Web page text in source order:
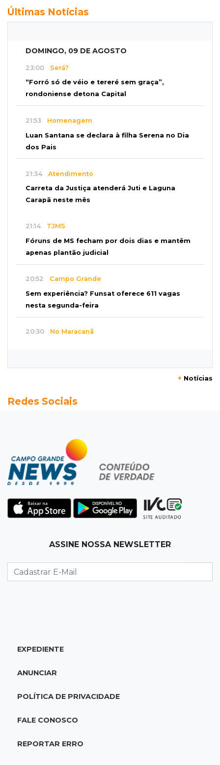
Últimas Notícias
DOMINGO, 09 DE AGOSTO
23:00 Será?
“Forró só de véio e tereré sem graça”,
rondoniense detona Capital
21:53 Homenagem
Luan Santana se declara à filha Serena no Dia
dos Pais
21:34 Atendimento
Carreta da Justiça atenderá Juti e Laguna
Carapã neste mês
21:14 TJMS
Fóruns de MS fecham por dois dias e mantêm
apenas plantão judicial
20:52 Campo Grande
Sem experiência? Funsat oferece 611 vagas
nesta segunda-feira
20:30 No Maracanã
Seleções em MS têm salários de até R$ 8,2 mil;
Jardim Itatiaia
Vigia é amarrado durante roubo de carro e
dois caminhões em pátio
Corinthians vence Bragantino por 2 a 0 e sobe
para 7º no Brasileirão
Na Vila Belmiro
lugar no Brasileirão
18:33Em 2022
adolescente atropelada no Amazonas
Palmeiras e Inter ficam no 0 a 0 pela 22ª
+ Notícias
Redes Sociais
ASSINE NOSSA NEWSLETTER
EXPEDIENTE
ANUNCIAR
POLÍTICA DE PRIVACIDADE
FALE CONOSCO
REPORTAR ERRO